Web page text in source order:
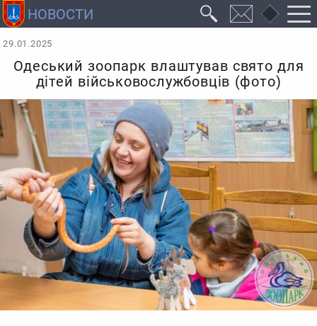
29.01.2025
Одеський зоопарк влаштував свято для
дітей військовослужбовців (фото)